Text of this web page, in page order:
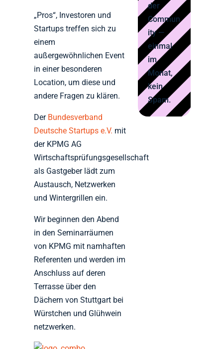
„Pros“, Investoren und
Startups treffen sich zu
einem
außergewöhnlichen Event
in einer besonderen
Location, um diese und
andere Fragen zu klären.
Der Bundesverband
Deutsche Startups e.V. mit
der KPMG AG
Wirtschaftsprüfungsgesellschaft
als Gastgeber lädt zum
Austausch, Netzwerken
und Wintergrillen ein.
Wir beginnen den Abend
in den Seminarräumen
von KPMG mit namhaften
Referenten und werden im
Anschluss auf deren
Terrasse über den
Dächern von Stuttgart bei
Würstchen und Glühwein
netzwerken.
der
Commun
ity —
einmal
im
Monat,
kein
Spam.